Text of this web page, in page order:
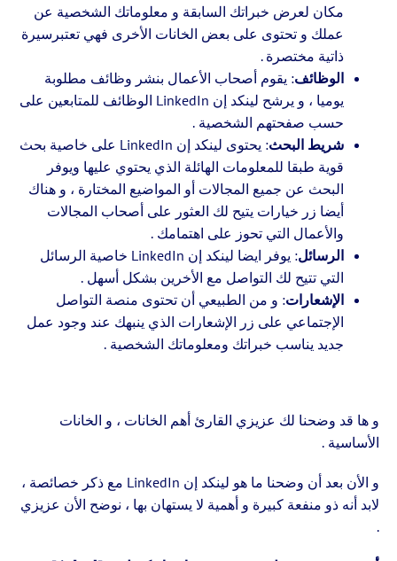
مكان لعرض خبراتك السابقة و معلوماتك الشخصية عن
عملك و تحتوى على بعض الخانات الأخرى فهي تعتبرسيرة
ذاتية مختصرة .
الوظائف: يقوم أصحاب الأعمال بنشر وظائف مطلوبة
يوميا ، و يرشح لينكد إن LinkedIn الوظائف للمتابعين على
حسب صفحتهم الشخصية .
شريط البحث
: يحتوى لينكد إن LinkedIn على خاصية بحث
قوية طبقا للمعلومات الهائلة الذي يحتوي عليها ويوفر
البحث عن جميع المجالات أو المواضيع المختارة ، و هناك
أيضا زر خيارات يتيح لك العثور على أصحاب المجالات
والأعمال التي تحوز على اهتمامك .
الرسائل
: يوفر ايضا لينكد إن LinkedIn خاصية الرسائل
التي تتيح لك التواصل مع الأخرين بشكل أسهل .
الإشعارات: و من الطبيعي أن تحتوى منصة التواصل
الإجتماعي على زر الإشعارات الذي ينبهك عند وجود عمل
جديد يناسب خبراتك ومعلوماتك الشخصية .
و ها قد وضحنا لك عزيزي القارئ أهم الخانات ، و الخانات
الأساسية .
و الأن بعد أن وضحنا ما هو لينكد إن LinkedIn مع ذكر خصائصة ،
لابد أنه ذو منفعة كبيرة و أهمية لا يستهان بها ، نوضح الأن عزيزي
.